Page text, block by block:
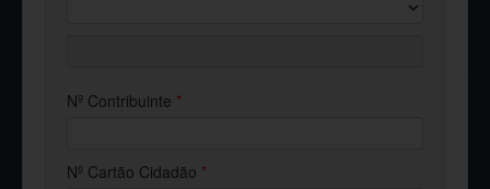
Nº Contribuinte *
Nº Cartão Cidadão *